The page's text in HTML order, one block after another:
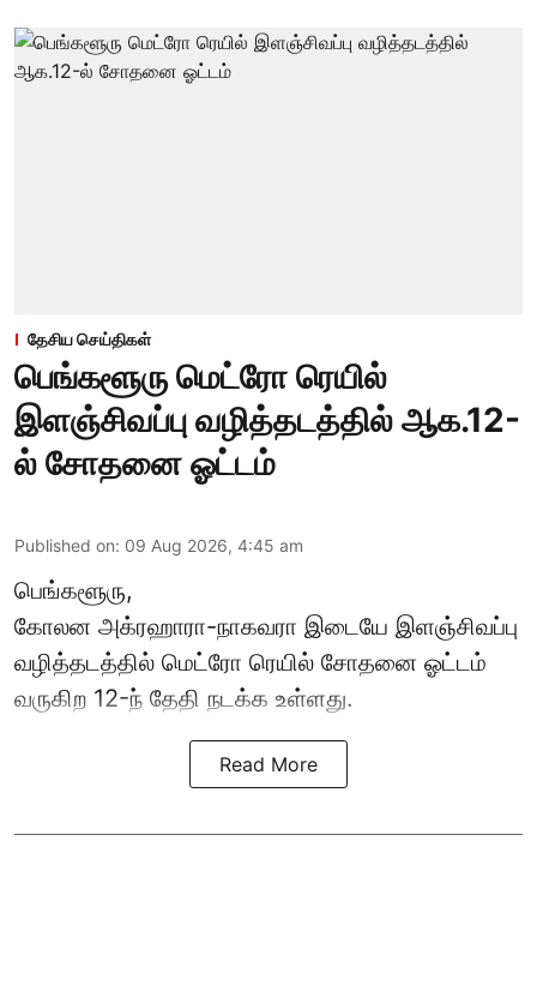
தேசிய செய்திகள்
பெங்களூரு மெட்ரோ ரெயில்
இளஞ்சிவப்பு வழித்தடத்தில் ஆக.12-
ல் சோதனை ஓட்டம்
Published on: 09 Aug 2026, 4:45 am
பெங்களூரு,
கோலன அக்ரஹாரா-நாகவரா இடையே இளஞ்சிவப்பு
வழித்தடத்தில் மெட்ரோ ரெயில் சோதனை ஓட்டம்
வருகிற 12-ந் தேதி நடக்க உள்ளது.
Read More